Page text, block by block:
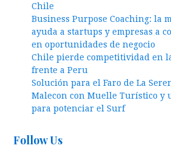
Chile
Business Purpose Coaching: la
ayuda a startups y empresas a
en oportunidades de negocio
Chile pierde competitividad en
frente a Peru
Solución para el Faro de La
Malecon con Muelle Turístico y
para potenciar el Surf
Follow Us